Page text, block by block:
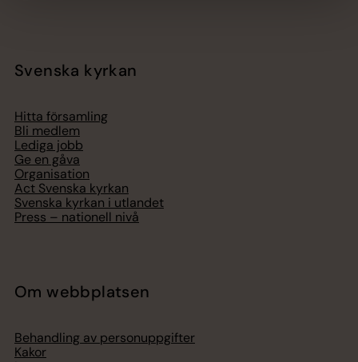
Svenska kyrkan
Hitta församling
Bli medlem
Lediga jobb
Ge en gåva
Organisation
Act Svenska kyrkan
Svenska kyrkan i utlandet
Press – nationell nivå
Om webbplatsen
Behandling av personuppgifter
Kakor